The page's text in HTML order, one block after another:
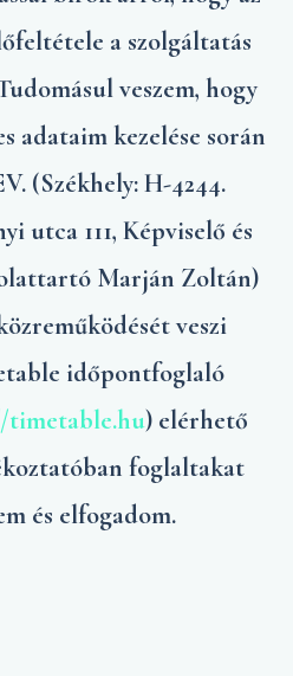
a szolgáltatás
veszem, hogy
adataim kezelése során
(Székhely: H-4244.
utca 111, Képviselő és
Marján Zoltán)
veszi
időpontfoglaló
timetable.hu) elérhető
foglaltakat
és elfogadom.